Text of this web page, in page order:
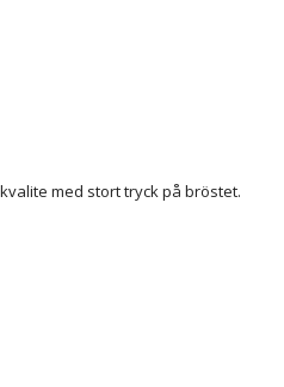
med stort tryck på bröstet.